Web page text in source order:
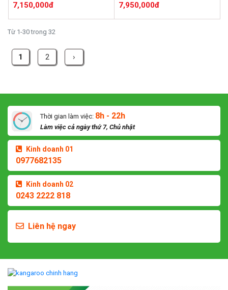
7,150,000đ 7,950,000đ
Từ 1-30 trong 32
1 2 ›
Thời gian làm việc: 8h - 22h
Làm việc cả ngày thứ 7, Chủ nhật
Kinh doanh 01
0977682135
Kinh doanh 02
0243 2222 818
Liên hệ ngay